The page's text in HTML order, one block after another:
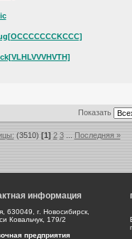
Показать
(3510) [1] 2 3...
Последняя »
информация
630049, г. Новосибирск,
Ковальчук, 179/2
предприятия